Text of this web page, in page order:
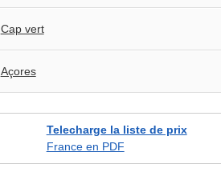
Cap vert
Açores
Telecharge la liste de prix
France en PDF